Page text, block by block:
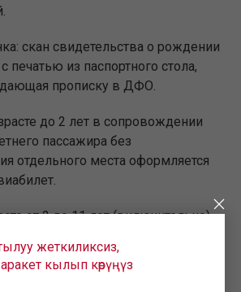
скан свидетельства о рождении
печатью из паспортного стола,
прописку в ДФО.
до 2 лет в сопровождении
пассажира без
отдельного места оформляется
от 2 до 11 лет (включительно)
лет с предоставлением
также предоставляется скидка
жеткиликсиз,
кылып көрүңүз